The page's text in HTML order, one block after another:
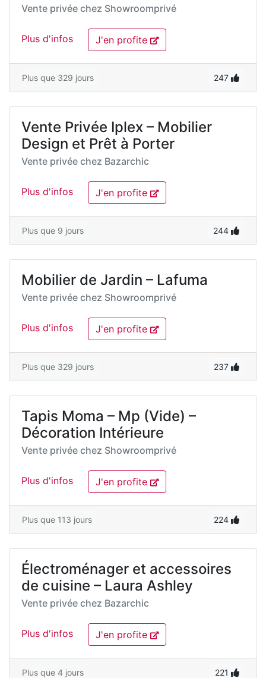
Vente privée chez Showroomprivé
Plus d'infos J'en profite
Plus que 329 jours 247
Vente Privée Iplex – Mobilier
Design et Prêt à Porter
Vente privée chez Bazarchic
Plus d'infos J'en profite
Plus que 9 jours 244
Mobilier de Jardin – Lafuma
Vente privée chez Showroomprivé
Plus d'infos J'en profite
Plus que 329 jours 237
Tapis Moma – Mp (Vide) –
Décoration Intérieure
Vente privée chez Showroomprivé
Plus d'infos J'en profite
Plus que 113 jours 224
Électroménager et accessoires
de cuisine – Laura Ashley
Vente privée chez Bazarchic
Plus d'infos J'en profite
Plus que 4 jours 221